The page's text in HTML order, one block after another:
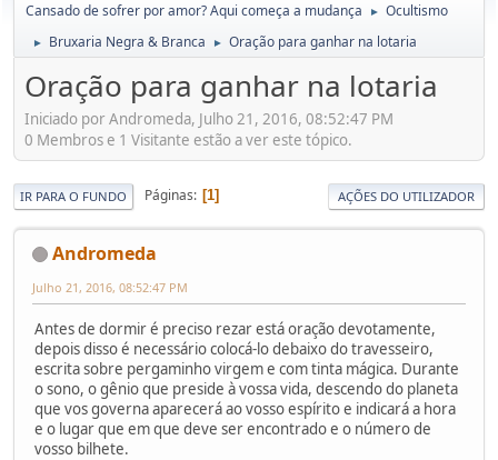
Cansado de sofrer por amor? Aqui começa a mudança ► Ocultismo
► Bruxaria Negra & Branca ► Oração para ganhar na lotaria
Oração para ganhar na lotaria
Iniciado por Andromeda, Julho 21, 2016, 08:52:47 PM
0 Membros e 1 Visitante estão a ver este tópico.
IR PARA O FUNDO Páginas 1 AÇÕES DO UTILIZADOR
Andromeda
Julho 21, 2016, 08:52:47 PM
Antes de dormir é preciso rezar está oração devotamente,
depois disso é necessário colocá-lo debaixo do travesseiro,
escrita sobre pergaminho virgem e com tinta mágica. Durante
o sono, o gênio que preside à vossa vida, descendo do planeta
que vos governa aparecerá ao vosso espírito e indicará a hora
e o lugar que em que deve ser encontrado e o número de
vosso bilhete.